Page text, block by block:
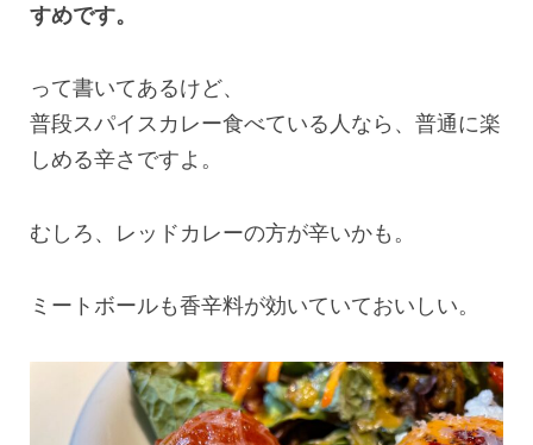
すめです。
って書いてあるけど、
普段スパイスカレー食べている人なら、普通に楽
しめる辛さですよ。
むしろ、レッドカレーの方が辛いかも。
ミートボールも香辛料が効いていておいしい。